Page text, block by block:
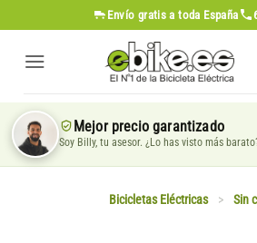
al
contenido
Envío gratis a toda España
Mejor precio garantizado
Soy Billy, tu asesor. ¿Lo has visto más
Bicicletas Eléctricas > Sin